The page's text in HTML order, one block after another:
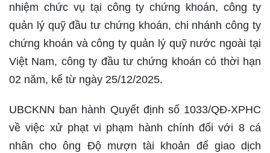
nhiệm chức vụ tại công ty chứng khoán, công ty
quản lý quỹ đầu tư chứng khoán, chi nhánh công ty
chứng khoán và công ty quản lý quỹ nước ngoài tại
Việt Nam, công ty đầu tư chứng khoán có thời hạn
02 năm, kể từ ngày 25/12/2025.
UBCKNN ban hành Quyết định số 1033/QĐ-XPHC
về việc xử phạt vi phạm hành chính đối với 8 cá
nhân cho ông Độ mượn tài khoản để giao dịch